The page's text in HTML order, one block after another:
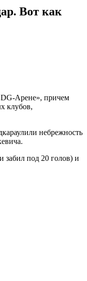
Вот как
Арене», причем
клубов,
небрежность
забил под 20 голов) и